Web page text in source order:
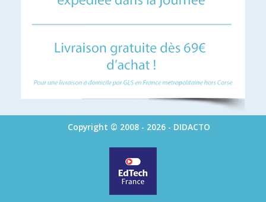
Copyright © 2008 - 2026 - DIDACTO